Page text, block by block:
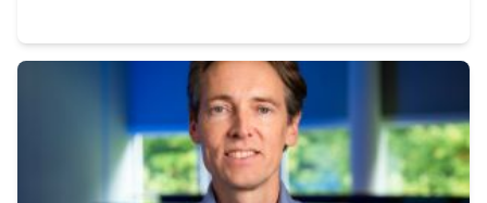
van producten door de hele keten inzichtelijk
maakt. Cruciaal daarbij is dat perfectie geen